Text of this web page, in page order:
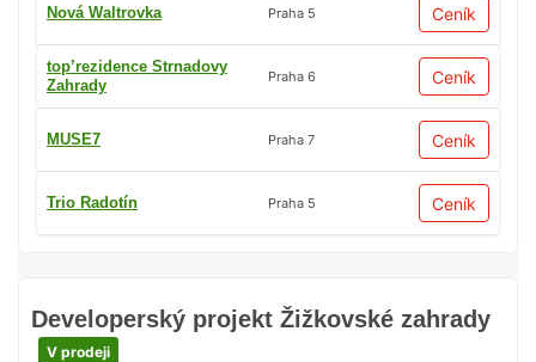
Developerský projekt Žižkovské zahrady
V prodeji
Nová Waltrovka Praha 5 Ceník
top’rezidence Strnadovy
Zahrady
Praha 6 Ceník
MUSE7 Praha 7 Ceník
Trio Radotín Praha 5 Ceník